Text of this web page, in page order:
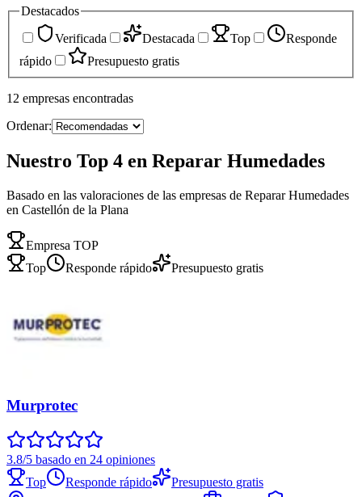
Destacados
Verificada
Destacada Top
Responde
rápido
Presupuesto gratis
12 empresas encontradas
Ordenar:
Nuestro Top 4 en Reparar Humedades
Basado en las valoraciones de las empresas de Reparar Humedades
en Castellón de la Plana
Empresa TOP
Top
Responde rápido Presupuesto gratis
Murprotec
3.8/5 basado en 24 opiniones
Top
Responde rápido
Presupuesto gratis